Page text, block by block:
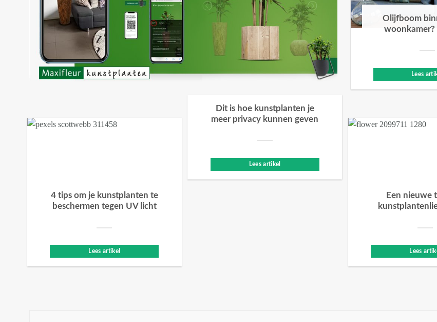
Olijfboom
woonkamer?
Lees
4 tips om je kunstplanten te
beschermen tegen UV licht
Lees artikel
Dit is hoe kunstplanten je
meer privacy kunnen geven
Lees artikel
Een nieuwe
Lees